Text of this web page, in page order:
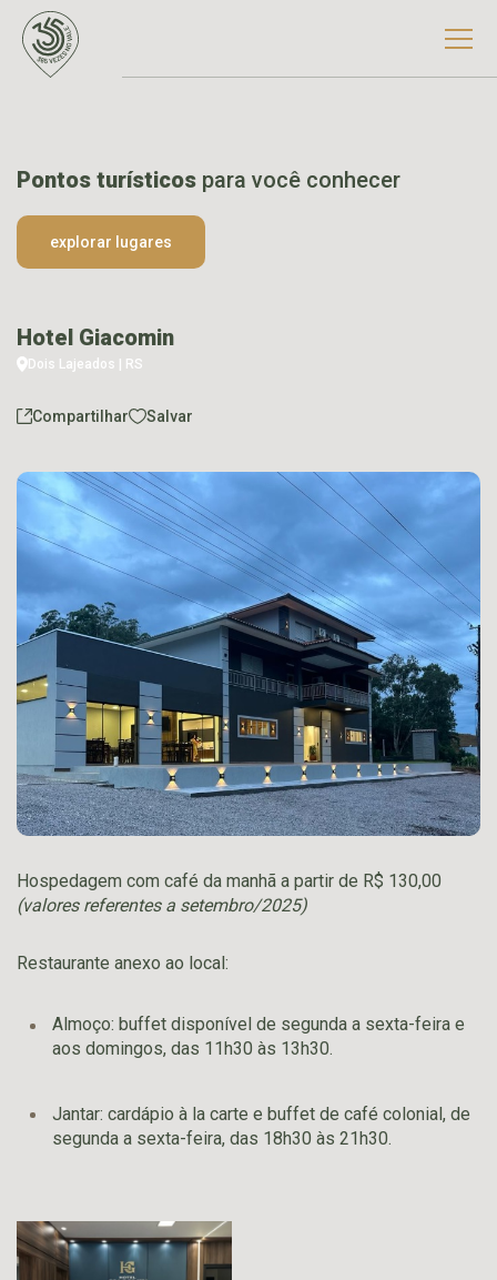
Pontos turísticos para você conhecer
explorar lugares
Hotel Giacomin
Dois Lajeados | RS
Compartilhar Salvar
Hospedagem com café da manhã a partir de R$ 130,00
(valores referentes a setembro/2025)
Restaurante anexo ao local:
Almoço: buffet disponível de segunda a sexta-feira e
aos domingos, das 11h30 às 13h30.
Jantar: cardápio à la carte e buffet de café colonial, de
segunda a sexta-feira, das 18h30 às 21h30.